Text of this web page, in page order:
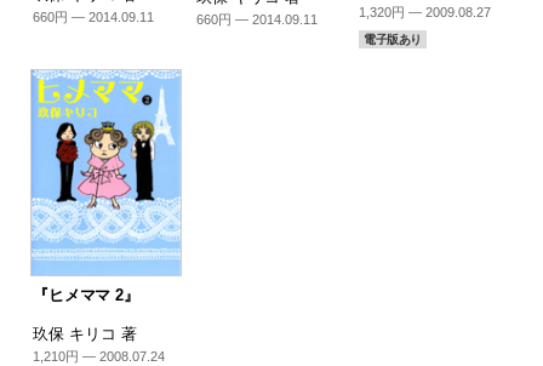
660円 — 2014.09.11 660円 — 2014.09.11 1,320円 — 2009.08.27
電子版あり
『ヒメママ 2』
玖保 キリコ 著
1,210円 — 2008.07.24